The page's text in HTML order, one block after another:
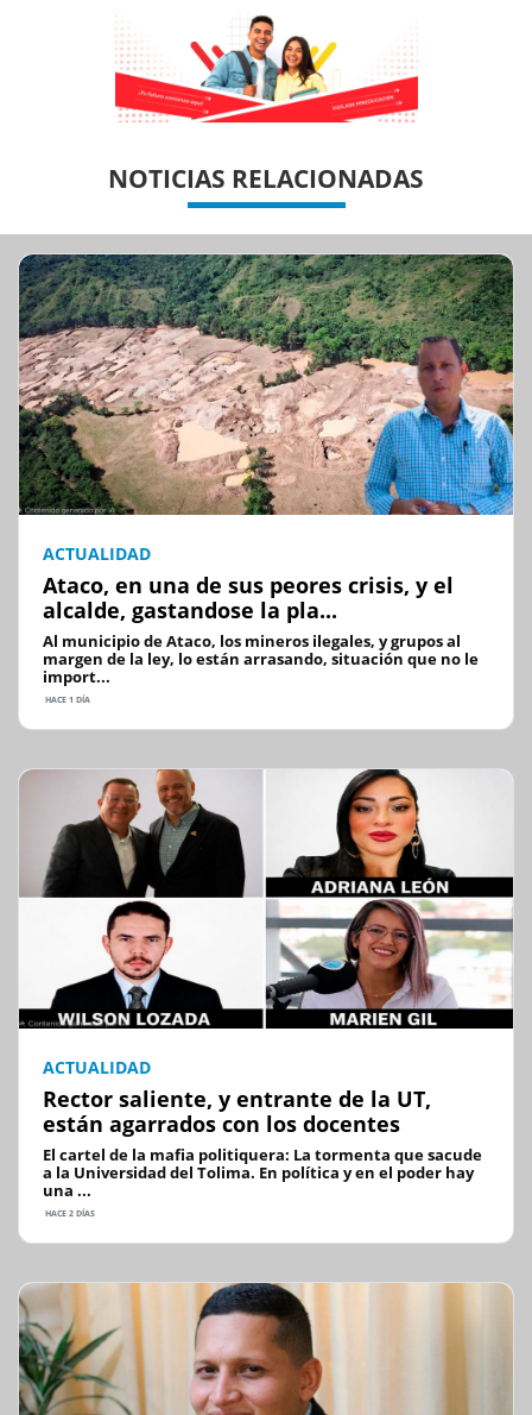
NOTICIAS RELACIONADAS
ACTUALIDAD
Ataco, en una de sus peores crisis, y el
alcalde, gastandose la pla...
Al municipio de Ataco, los mineros ilegales, y grupos al
margen de la ley, lo están arrasando, situación que no le
import...
HACE 1 DÍA
ACTUALIDAD
Rector saliente, y entrante de la UT,
están agarrados con los docentes
El cartel de la mafia politiquera: La tormenta que sacude
a la Universidad del Tolima. En política y en el poder hay
una ...
HACE 2 DÍAS